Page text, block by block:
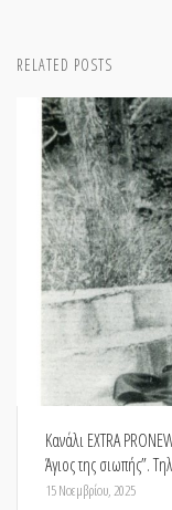
RELATED POSTS
Κανάλι EXTRA
Άγιος της σιωπής”.
15 Νοεμβρίου, 2025